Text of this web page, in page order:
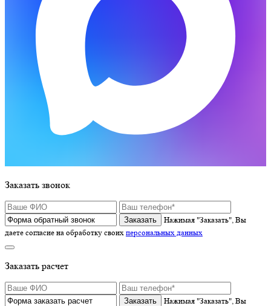
Заказать звонок
Нажимая "Заказать", Вы
даете согласие на обработку своих персональных данных
Заказать расчет
Нажимая "Заказать", Вы